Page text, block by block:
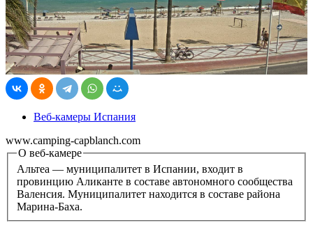
Веб-камеры Испания
www.camping-capblanch.com
О веб-камере
Альтеа — муниципалитет в Испании, входит в
провинцию Аликанте в составе автономного сообщества
Валенсия. Муниципалитет находится в составе района
Марина-Баха.